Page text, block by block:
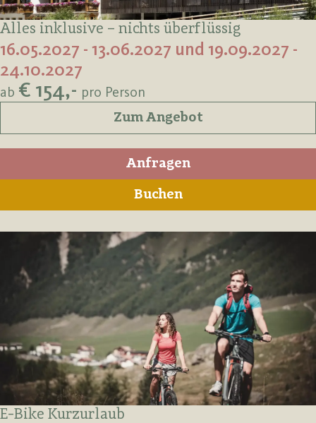
Alles inklusive – nichts überflüssig
16.05.2027 - 13.06.2027 und 19.09.2027 -
24.10.2027
ab € 154,- pro Person
Zum Angebot
Anfragen
Buchen
E-Bike Kurzurlaub